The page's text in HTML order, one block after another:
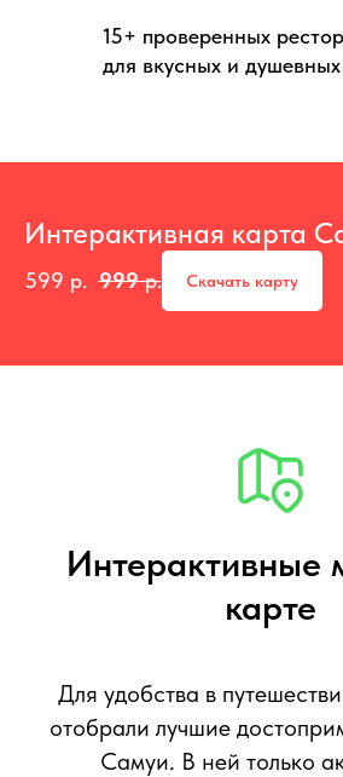
15+ проверенных
для вкусных и
Интерактивная карта
599 р. 999 р. Скачать карту
Интерактивные
карте
Для удобства в
отобрали лучшие
Самуи. В ней только